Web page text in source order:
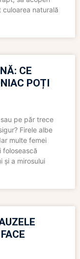
naturală
CE
POȚI
pe păr trece
Firele albe
multe femei
folosească
și a mirosului